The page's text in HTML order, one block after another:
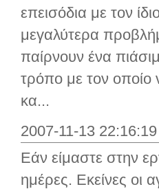
επεισόδια με τον
μεγαλύτερα
παίρνουν ένα
τρόπο με τον οποίο
κα...
2007-11-13
Εάν είμαστε στην
ημέρες. Εκείνες οι